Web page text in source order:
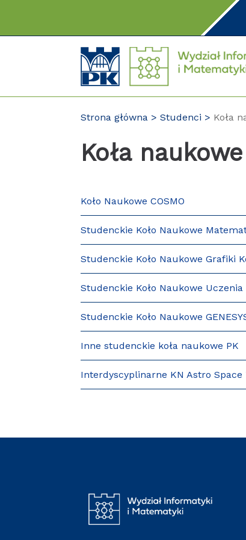
Strona główna Studenci Koła
Koła naukowe
Koło Naukowe COSMO
Studenckie Koło Naukowe
Studenckie Koło Naukowe Grafiki
Studenckie Koło Naukowe Uczenia
Studenckie Koło Naukowe
Inne studenckie koła naukowe PK
Interdyscyplinarne KN Astro Space